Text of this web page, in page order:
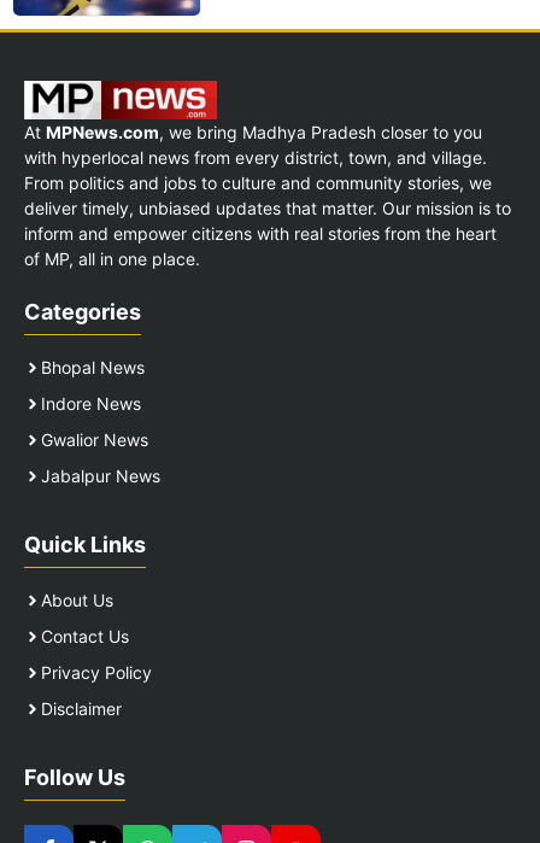
At MPNews.com, we bring Madhya Pradesh closer to you
with hyperlocal news from every district, town, and village.
From politics and jobs to culture and community stories, we
deliver timely, unbiased updates that matter. Our mission is to
inform and empower citizens with real stories from the heart
of MP, all in one place.
Categories
Bhopal News
Indore News
Gwalior News
Jabalpur News
Quick Links
About Us
Contact Us
Privacy Policy
Disclaimer
Follow Us